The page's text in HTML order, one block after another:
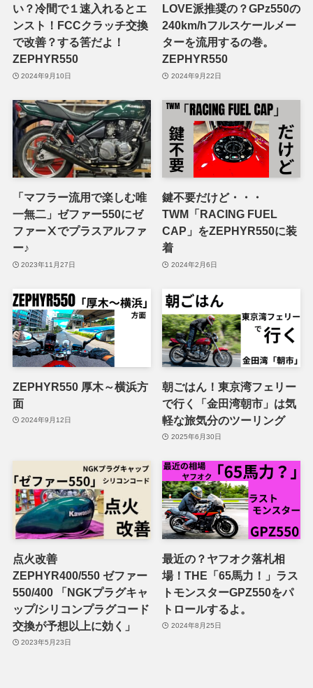
い？冷間で１速入れるとエ
ンスト！FCCクラッチ交換
で改善？する筈だよ！
ZEPHYR550
2024年9月10日
LOVE派推奨の？GPz550の
240km/hフルスケールメー
ターを流用するの巻。
ZEPHYR550
2024年9月22日
「マフラー流用で楽しむ唯
一無二」ゼファー550にゼ
ファーⅩでプラスアルファ
ー♪
2023年11月27日
鍵不要だけど・・・
TWM「RACING FUEL
CAP」をZEPHYR550に装
着
2024年2月6日
ZEPHYR550 厚木～横浜方
面
2024年9月12日
朝ごはん！東京湾フェリー
で行く「金田湾朝市」は気
軽な旅気分のツーリング
2025年6月30日
点火改善
ZEPHYR400/550 ゼファー
550/400 「NGKプラグキャ
ップ/シリコンプラグコード
交換が予想以上に効く」
2023年5月23日
最近の？ヤフオク落札相
場！THE「65馬力！」ラス
トモンスターGPZ550をパ
トロールするよ。
2024年8月25日